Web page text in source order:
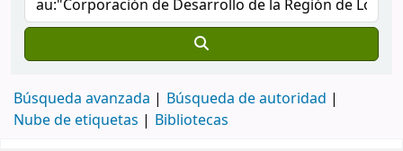
Búsqueda avanzada
Búsqueda de autoridad
Nube de etiquetas
Bibliotecas